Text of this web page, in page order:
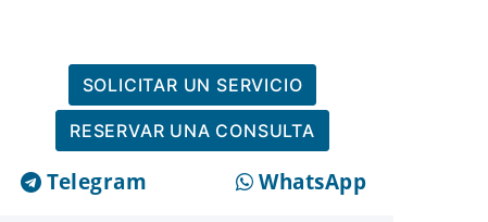
SOLICITAR UN SERVICIO
RESERVAR UNA CONSULTA
Telegram WhatsApp